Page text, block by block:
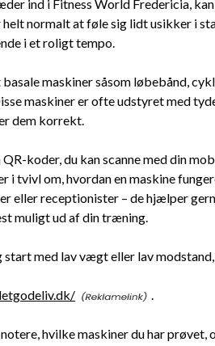
ind i Fitness World Fredericia,
normalt at føle sig lidt usikker i
i et roligt tempo.
maskiner såsom løbebånd,
maskiner er ofte udstyret med
dem korrekt.
koder, du kan scanne med din
i tvivl om, hvordan en maskine
eller receptionister – de hjælper
muligt ud af din træning.
med lav vægt eller lav
hvilke maskiner du har prøvet,